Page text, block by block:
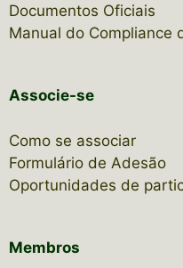
Documentos Oficiais
Manual do Compliance
Associe-se
Como se associar
Formulário de Adesão
Oportunidades de
Membros